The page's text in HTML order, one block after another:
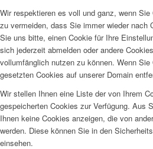
Wir respektieren es voll und ganz, wenn
zu vermeiden, dass Sie immer wieder nach
Sie uns bitte, einen Cookie für Ihre
sich jederzeit abmelden oder andere
vollumfänglich nutzen zu können. Wenn
gesetzten Cookies auf unserer Domain
Wir stellen Ihnen eine Liste der von Ihrem
gespeicherten Cookies zur Verfügung. Aus
Ihnen keine Cookies anzeigen, die von
werden. Diese können Sie in den
einsehen.